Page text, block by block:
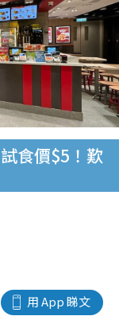
食價$5！歎
用 App 睇文